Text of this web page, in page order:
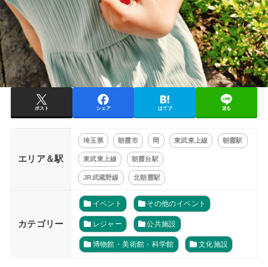
ポスト シェア はてブ 送る
エリア＆駅
埼玉県 朝霞市 岡 東武東上線 朝霞駅
東武東上線 朝霞台駅
JR武蔵野線 北朝霞駅
カテゴリー
イベント その他のイベント
レジャー 公共施設
博物館・美術館・科学館 文化施設